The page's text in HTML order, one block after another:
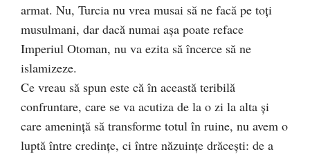
armat. Nu, Turcia nu vrea musai să ne facă pe toţi
musulmani, dar dacă numai aşa poate reface
Imperiul Otoman, nu va ezita să încerce să ne
islamizeze.
Ce vreau să spun este că în această teribilă
confruntare, care se va acutiza de la o zi la alta şi
care ameninţă să transforme totul în ruine, nu avem o
luptă între credinţe, ci între năzuinţe drăceşti: de a